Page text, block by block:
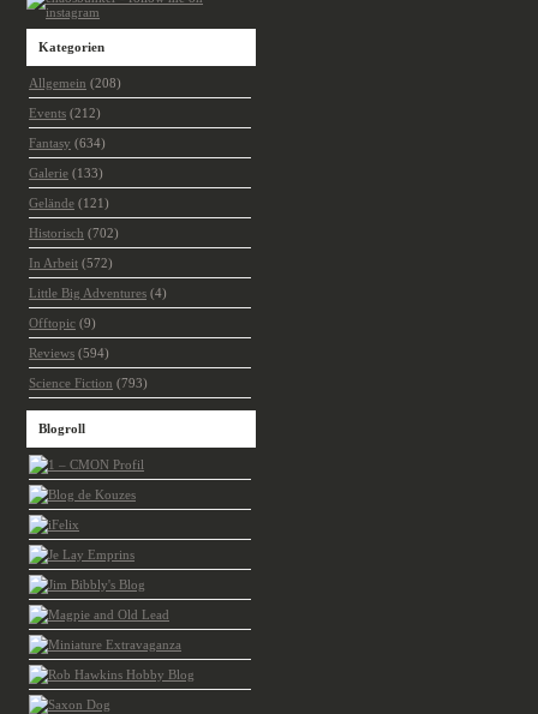
Kategorien
Allgemein (208)
Events (212)
Fantasy (634)
Galerie (133)
Gelände (121)
Historisch (702)
In Arbeit (572)
Little Big Adventures (4)
Offtopic (9)
Reviews (594)
Science Fiction (793)
Blogroll